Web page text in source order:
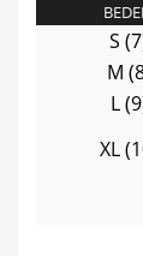
S
M
L
XL